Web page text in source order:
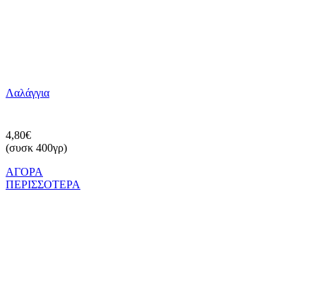
Λαλάγγια
4,80€
(συσκ 400γρ)
ΑΓΟΡΑ
ΠΕΡΙΣΣΟΤΕΡΑ